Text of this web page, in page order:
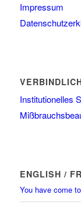
Impressum
Institutionelles
ENGLISH /
You have come